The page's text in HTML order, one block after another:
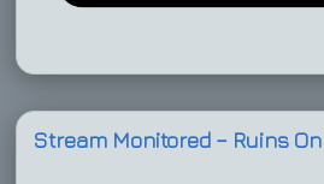
Stream Monitored – Ruins